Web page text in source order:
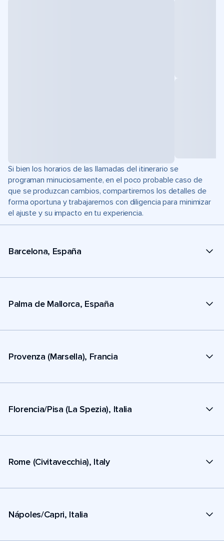
Si bien los horarios de las llamadas del itinerario se
programan minuciosamente, en el poco probable caso de
que se produzcan cambios, compartiremos los detalles de
forma oportuna y trabajaremos con diligencia para minimizar
el ajuste y su impacto en tu experiencia.
Barcelona, España
Palma de Mallorca, España
Provenza (Marsella), Francia
Florencia/Pisa (La Spezia), Italia
Rome (Civitavecchia), Italy
Nápoles/Capri, Italia